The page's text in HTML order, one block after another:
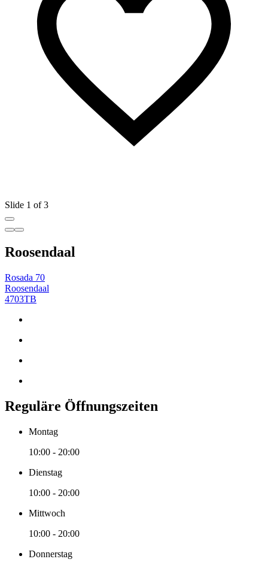
Slide 1 of 3
Roosendaal
Rosada 70
Roosendaal
4703TB
Reguläre Öffnungszeiten
Montag
10:00 - 20:00
Dienstag
10:00 - 20:00
Mittwoch
10:00 - 20:00
Donnerstag